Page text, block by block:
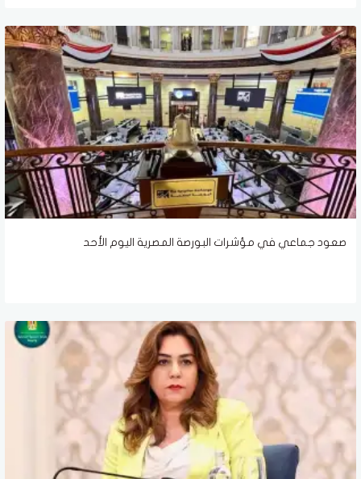
صعود جماعي في مؤشرات البورصة المصرية اليوم الأحد